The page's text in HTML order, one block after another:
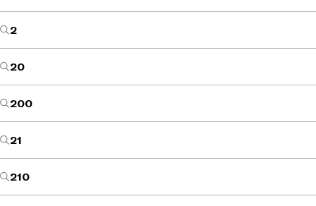
2
20
200
21
210